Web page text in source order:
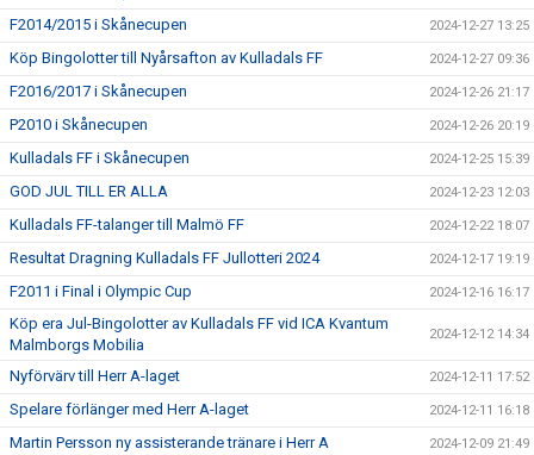
F2014/2015 i Skånecupen 2024-12-27 13:25
Köp Bingolotter till Nyårsafton av Kulladals FF 2024-12-27 09:36
F2016/2017 i Skånecupen 2024-12-26 21:17
P2010 i Skånecupen 2024-12-26 20:19
Kulladals FF i Skånecupen 2024-12-25 15:39
GOD JUL TILL ER ALLA 2024-12-23 12:03
Kulladals FF-talanger till Malmö FF 2024-12-22 18:07
Resultat Dragning Kulladals FF Jullotteri 2024 2024-12-17 19:19
F2011 i Final i Olympic Cup 2024-12-16 16:17
Köp era Jul-Bingolotter av Kulladals FF vid ICA Kvantum
Malmborgs Mobilia
2024-12-12 14:34
Nyförvärv till Herr A-laget 2024-12-11 17:52
Spelare förlänger med Herr A-laget 2024-12-11 16:18
Martin Persson ny assisterande tränare i Herr A 2024-12-09 21:49